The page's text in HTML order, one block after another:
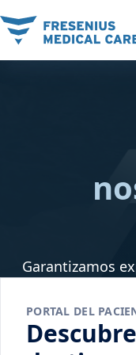
Garantizamos
PORTAL DEL